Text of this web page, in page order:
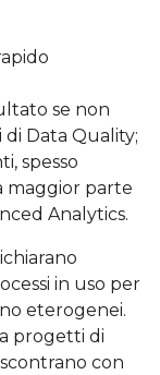
se non
Data Quality;
spesso
maggior parte
Analytics.
in uso per
eterogenei.
progetti di
con